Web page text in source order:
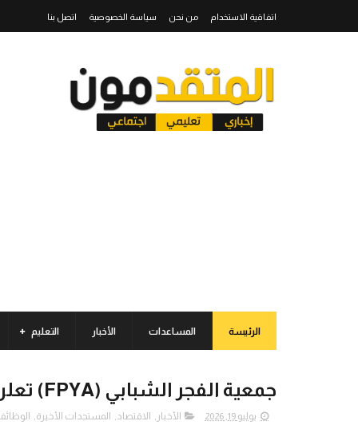
اتفاقية الاستخدام من نحن سياسة الخصوصية اتصل بنا
الرئيسة المساعدات الأخبار التعليم
جمعية الفجر الشبابي (FPYA) تعلن عن فرص عمل
يوليو 19, 2026 الأخبار , الاقتصاد, المستجدات الأخيرة,